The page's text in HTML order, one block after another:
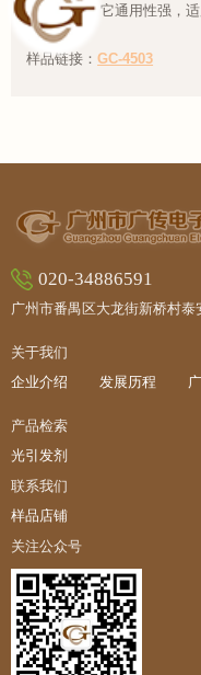
它通用性强，适用于
甚佳。
样品链接：GC-4503
关于我们
企业介绍 发展历程
产品检索
光引发剂
联系我们
样品店铺
关注公众号
020-34886591
广州市番禺区大龙街新桥村泰